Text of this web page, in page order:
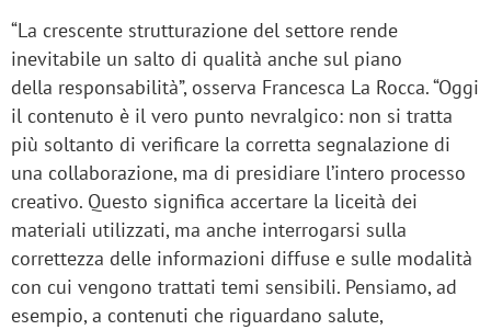
“La crescente strutturazione del settore rende
inevitabile un salto di qualità anche sul piano
della responsabilità”, osserva Francesca La Rocca. “Oggi
il contenuto è il vero punto nevralgico: non si tratta
più soltanto di verificare la corretta segnalazione di
una collaborazione, ma di presidiare l’intero processo
creativo. Questo significa accertare la liceità dei
materiali utilizzati, ma anche interrogarsi sulla
correttezza delle informazioni diffuse e sulle modalità
con cui vengono trattati temi sensibili. Pensiamo, ad
esempio, a contenuti che riguardano salute,